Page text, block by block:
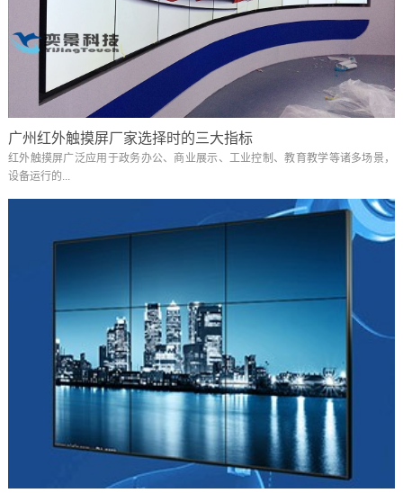
广州红外触摸屏厂家选择时的三大指标
红外触摸屏广泛应用于政务办公、商业展示、工业控制、教育教学等诸多场景，
设备运行的...